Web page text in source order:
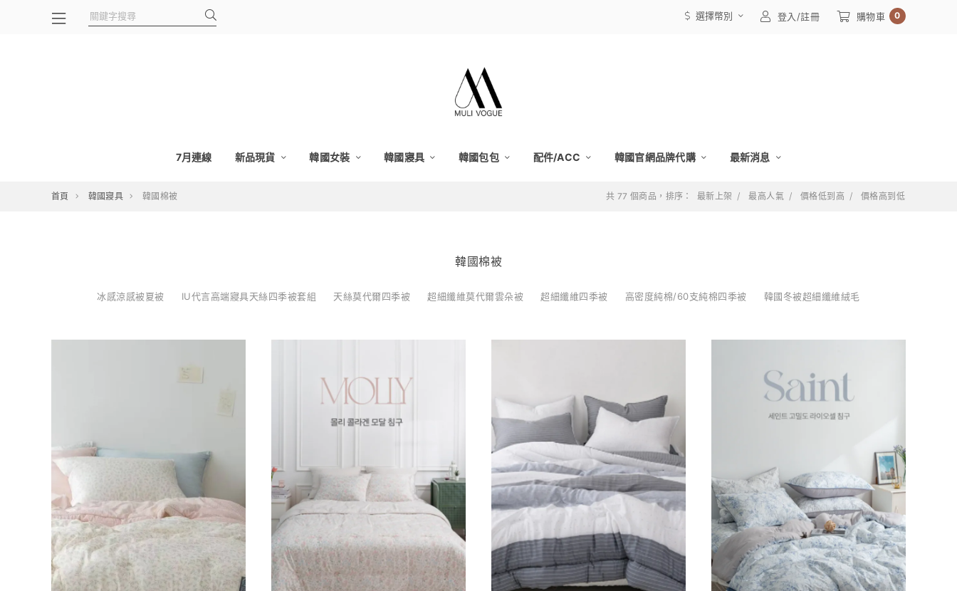
選擇幣別 登入/註冊 購物車 0
7月連線 新品現貨 韓國女裝 韓國寢具 韓國包包 配件/ACC 韓國官網品牌代購 最新消息
首頁 韓國寢具 韓國棉被 共 77 個商品，排序： 最新上架 最高人氣 價格低到高 價格高到低
韓國棉被
冰感涼感被夏被 IU代言高端寢具天絲四季被套組 天絲莫代爾四季被 超細纖維莫代爾雲朵被 超細纖維四季被 高密度純棉/60支純棉四季被 韓國冬被超細纖維絨毛